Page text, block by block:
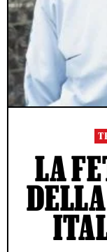
LA